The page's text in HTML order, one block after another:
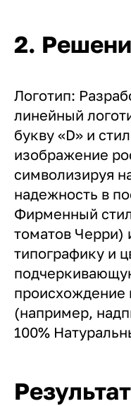
2.
Логотип:
линейный
букву «D» и
изображение
символизируя
надежность в
Фирменный
томатов Черри)
типографику и
происхождение
(например,
100%
Результат